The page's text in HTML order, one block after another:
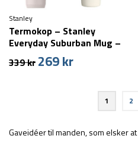
Stanley
Termokop – Stanley
Everyday Suburban Mug –
339kr Den
269krDen
269 kr.
1 2
Gaveidéer til manden, som elsker